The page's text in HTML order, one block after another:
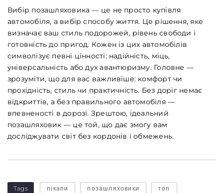
Вибір позашляховика — це не просто купівля
автомобіля, а вибір способу життя. Це рішення, яке
визначає ваш стиль подорожей, рівень свободи і
готовність до пригод. Кожен із цих автомобілів
символізує певні цінності: надійність, міць,
універсальність або дух авантюризму. Головне —
зрозуміти, що для вас важливіше: комфорт чи
прохідність, стиль чи практичність. Без доріг немає
відкриттів, а без правильного автомобіля —
впевненості в дорозі. Зрештою, ідеальний
позашляховик — це той, що дає змогу вам
досліджувати світ без кордонів і обмежень.
Tags пікапи позашляховики топ